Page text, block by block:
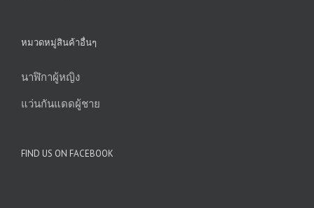
หมวดหมู่สินค้าอื่นๆ
นาฬิกาผู้หญิง
แว่นกันแดดผู้ชาย
FIND US ON FACEBOOK